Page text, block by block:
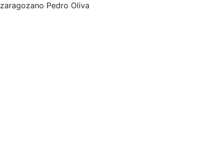
zaragozano Pedro Oliva